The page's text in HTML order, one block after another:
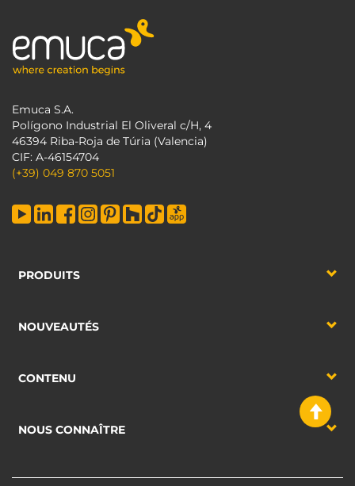
Emuca S.A.
Polígono Industrial El Oliveral c/H, 4
46394 Riba-Roja de Túria (Valencia)
CIF: A-46154704
(+39) 049 870 5051
PRODUITS
NOUVEAUTÉS
CONTENU
NOUS CONNAÎTRE